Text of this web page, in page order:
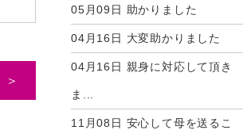
05月09日 助かりました
04月16日 大変助かりました
04月16日 親身に対応して頂き
ま...
11月08日 安心して母を送るこ